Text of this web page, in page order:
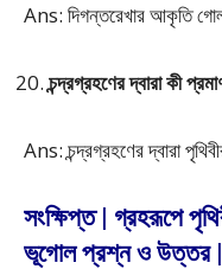
Ans: দিগন্তরেখার আকৃতি
চন্দ্রগ্রহণের দ্বারা কী
Ans: চন্দ্রগ্রহণের দ্বারা
সংক্ষিপ্ত | গ্রহরূপে
ভূগোল প্রশ্ন ও